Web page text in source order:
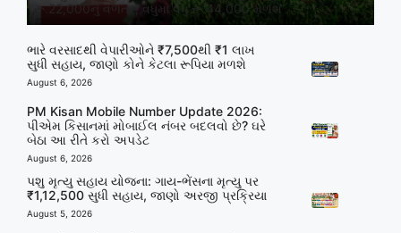
રૂ.22,000નું વળતર, વધુમાં વધુ રૂ.44,000 મળશે
ભારે વરસાદથી વેપારીઓને ₹7,500થી ₹1 લાખ
સુધી સહાય, જાણો કોને કેટલા રૂપિયા મળશે
August 6, 2026
PM Kisan Mobile Number Update 2026:
પીએમ કિસાનમાં મોબાઈલ નંબર બદલવો છે? ઘરે
બેઠા આ રીતે કરો અપડેટ
August 6, 2026
પશુ મૃત્યુ સહાય યોજના: ગાય-ભેંસના મૃત્યુ પર
₹1,12,500 સુધી સહાય, જાણો અરજી પ્રક્રિયા
August 5, 2026